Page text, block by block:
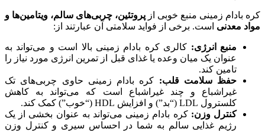
کره بادام زمینی منبع خوبی از پروتئین، چربی‌های سالم، ویتامین‌ها و
مواد معدنی است. برخی از فواید سلامتی آن عبارتند از:
منبع انرژی: کالری کره بادام زمینی بالا است و می‌تواند به
عنوان یک میان وعده یا غذای قبل از تمرین انرژی مورد نیاز را
تامین کند.
حفظ سلامت قلب: کره بادام زمینی حاوی چربی‌های تک
غیراشباع و چند غیراشباع است که می‌تواند به کاهش
کلسترول LDL (“بد”) و افزایش HDL (“خوب”) کمک کند.
کنترل وزن: کره بادام زمینی می‌تواند به عنوان بخشی از یک
رژیم غذایی سالم به شما در احساس سیری و کنترل وزن